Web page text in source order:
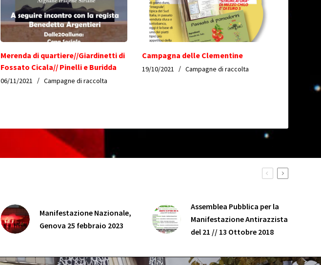
Merenda di quartiere//Giardinetti di
Fossato Cicala// Pinelli e Buridda
06/11/2021 Campagne di raccolta
Campagna delle Clementine
19/10/2021 Campagne di raccolta
Manifestazione Nazionale,
Genova 25 febbraio 2023
Assemblea Pubblica per la
Manifestazione Antirazzista
del 21 // 13 Ottobre 2018